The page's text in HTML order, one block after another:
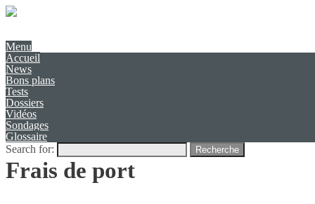
Menu
Accueil
News
Bons plans
Tests
Dossiers
Vidéos
Sondages
Glossaire
Search for:
Recherche
Frais de port